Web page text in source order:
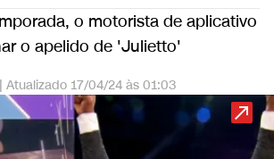
o motorista de aplicativo
o apelido de 'Julietto'
| Atualizado 17/04/24 às 01:03